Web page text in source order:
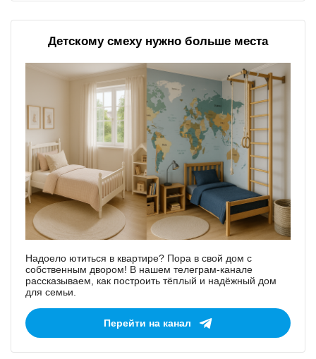
Детскому смеху нужно больше места
Надоело ютиться в квартире? Пора в свой дом с
собственным двором! В нашем телеграм-канале
рассказываем, как построить тёплый и надёжный дом
для семьи.
Перейти на канал